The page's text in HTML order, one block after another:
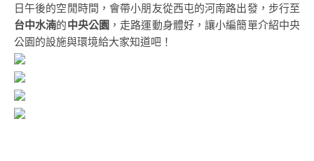
日午後的空閒時間，會帶小朋友從西屯的河南路出發，步行至
台中水湳的中央公園 ，走路運動身體好，讓小編簡單介紹中央
公園的設施與環境給大家知道吧！